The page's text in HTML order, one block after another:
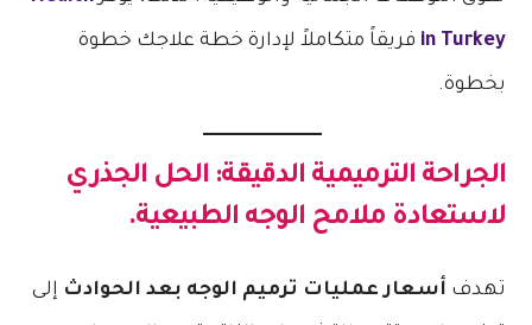
in Turkey فريقاً متكاملاً لإدارة خطة علاجك خطوة
بخطوة.
الجراحة الترميمية الدقيقة: الحل الجذري
لاستعادة ملامح الوجه الطبيعية.
تهدف أسعار عمليات ترميم الوجه بعد الحوادث إلى